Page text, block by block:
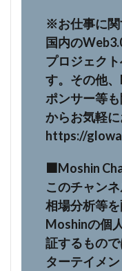
※お仕事に関
国内の
プロジェク
す。その他
ポンサー等
からお気軽
https://
⬛️Moshin
このチャン
相場分析等
Moshinの個
証するもの
ターテイメ